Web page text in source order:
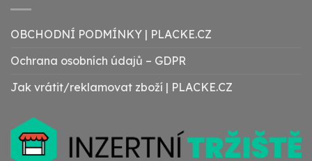
OBCHODNÍ PODMÍNKY | PLACKE.CZ
Ochrana osobních údajů – GDPR
Jak vrátit/reklamovat zboží | PLACKE.CZ